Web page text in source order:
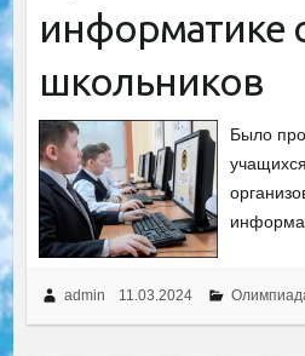
информатике
школьников
Было
admin 11.03.2024